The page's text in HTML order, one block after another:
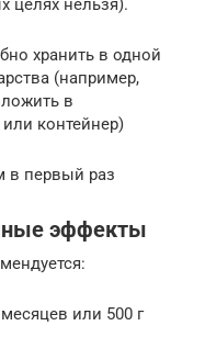
хранить в одной
(например,
в
контейнер)
в первый раз
эффекты
или 500 г